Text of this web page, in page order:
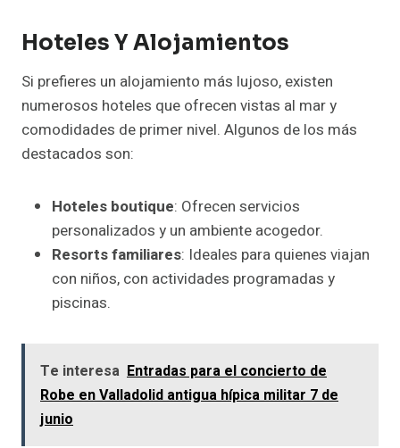
Hoteles Y Alojamientos
Si prefieres un alojamiento más lujoso, existen
numerosos hoteles que ofrecen vistas al mar y
comodidades de primer nivel. Algunos de los más
destacados son:
Hoteles boutique: Ofrecen servicios
personalizados y un ambiente acogedor.
Resorts familiares: Ideales para quienes viajan
con niños, con actividades programadas y
piscinas.
Te interesa Entradas para el concierto de
Robe en Valladolid antigua hípica militar 7 de
junio